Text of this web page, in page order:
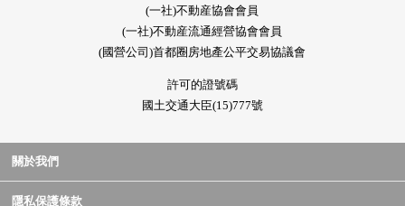
(一社)不動産協會會員
(一社)不動産流通經營協會會員
(國營公司)首都圈房地產公平交易協議會
許可的證號碼
國土交通大臣(15)777號
關於我們
隱私保護條款